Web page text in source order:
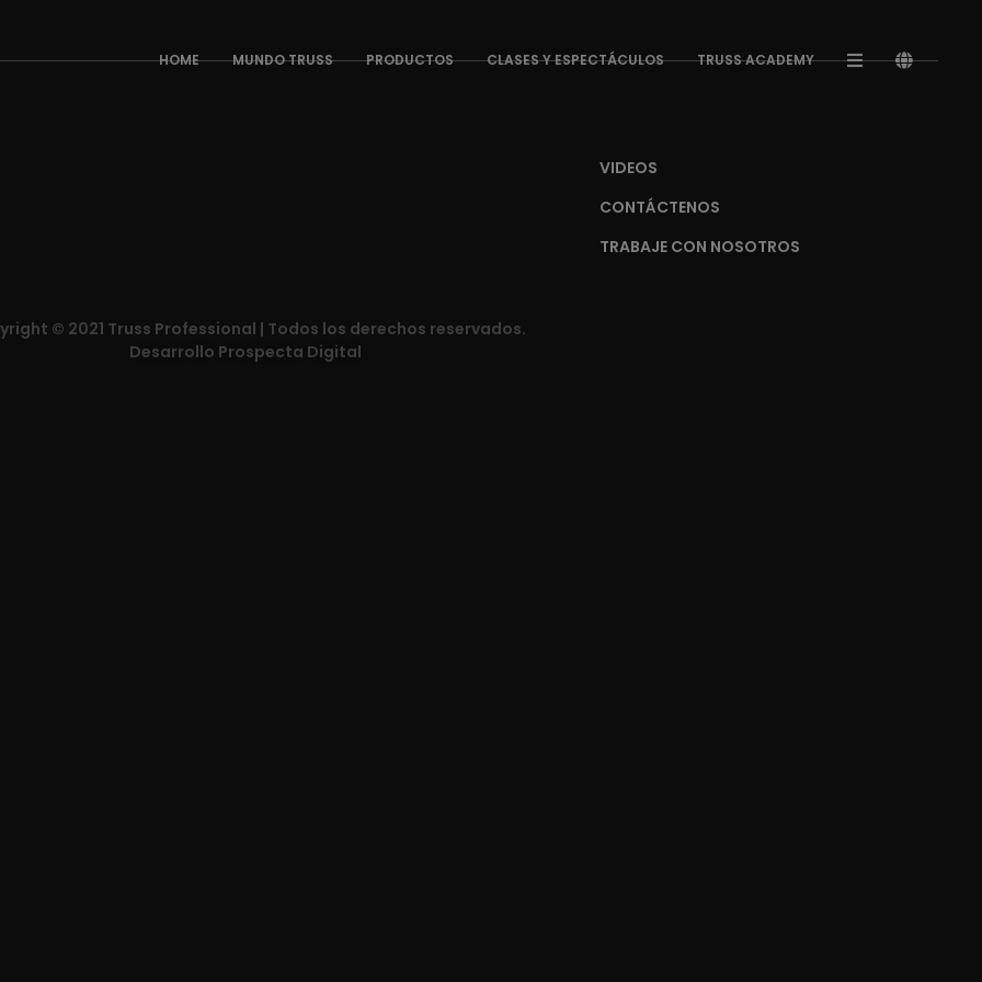
HOME MUNDO TRUSS PRODUCTOS CLASES Y ESPECTÁCULOS TRUSS ACADEMY
VIDEOS
CONTÁCTENOS
TRABAJE CON NOSOTROS
© 2021 Truss Professional | Todos los derechos reservados.
Desarrollo Prospecta Digital